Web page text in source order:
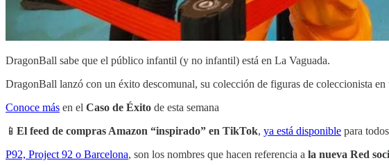
DragonBall sabe que el público infantil (y no infantil) está en La Vaguada.
DragonBall lanzó con un éxito descomunal, su colección de figuras de coleccionista
Conoce más en el Caso de Éxito de esta semana
📱 El feed de compras Amazon “inspirado” en TikTok, ya está disponible para
P92, Project 92 o Barcelona, son los nombres que hacen referencia a la nueva Red